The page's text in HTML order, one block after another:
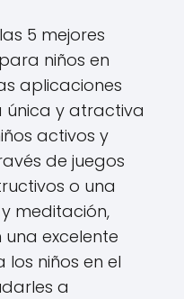
5 mejores
niños en
aplicaciones
única y atractiva
activos y
de juegos
o una
meditación,
excelente
niños en el
a